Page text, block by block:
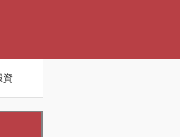
資